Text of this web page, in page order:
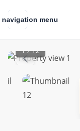
navigation menu
1/12